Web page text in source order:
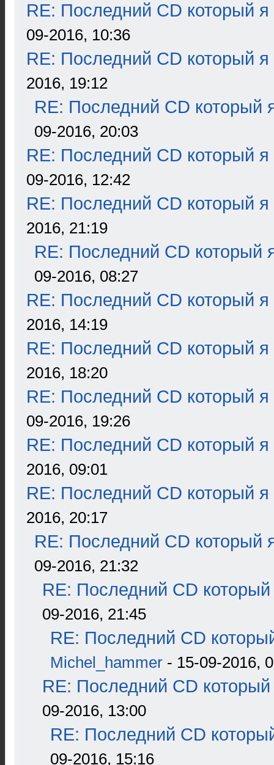
RE: Последний CD который я
09-2016, 10:36
RE: Последний CD который я
2016, 19:12
RE: Последний CD который
09-2016, 20:03
RE: Последний CD который я
09-2016, 12:42
RE: Последний CD который я
2016, 21:19
RE: Последний CD который
09-2016, 08:27
RE: Последний CD который я
2016, 14:19
RE: Последний CD который я
2016, 18:20
RE: Последний CD который я
09-2016, 19:26
RE: Последний CD который я
2016, 09:01
RE: Последний CD который я
2016, 20:17
RE: Последний CD который
09-2016, 21:32
RE: Последний CD который
09-2016, 21:45
RE: Последний CD
Michel_hammer - 15-09-2016,
RE: Последний CD который
09-2016, 13:00
RE: Последний CD
09-2016, 15:16